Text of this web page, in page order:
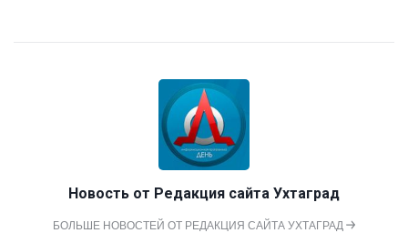
Новость от Редакция сайта Ухтаград
БОЛЬШЕ НОВОСТЕЙ ОТ РЕДАКЦИЯ САЙТА УХТАГРАД